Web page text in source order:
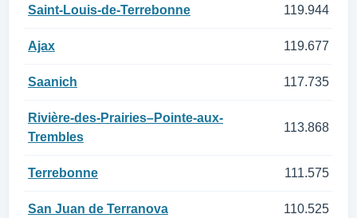
Saint-Louis-de-Terrebonne 119.944
Ajax 119.677
Saanich 117.735
Rivière-des-Prairies–Pointe-aux-
Trembles
113.868
Terrebonne 111.575
San Juan de Terranova 110.525